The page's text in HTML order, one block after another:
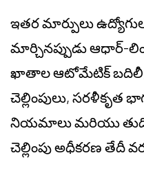
ఇతర మార్పులు
మార్చినప్పుడు ఆధార్-
ఖాతాల ఆటోమేటిక్ బదిలీ,
చెల్లింపులు,
నియమాలు మరియు తుది
చెల్లింపు అధీకరణ తేదీ